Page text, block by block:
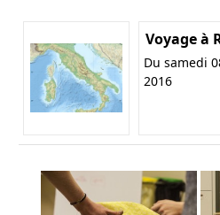
Voyage à
Du samedi
2016